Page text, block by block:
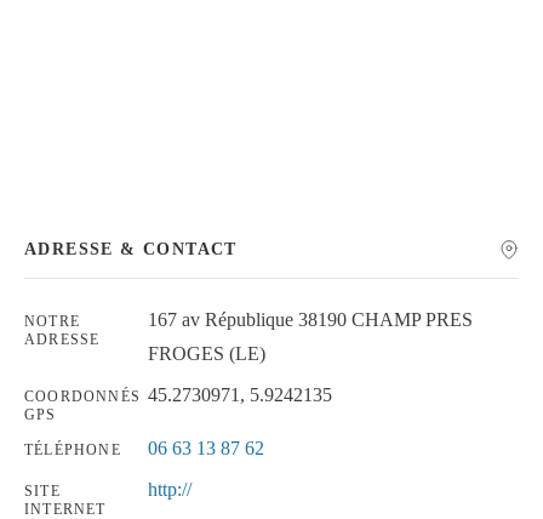
ADRESSE & CONTACT
NOTRE
ADRESSE
167 av République 38190 CHAMP PRES
FROGES (LE)
COORDONNÉS
GPS
45.2730971, 5.9242135
TÉLÉPHONE 06 63 13 87 62
SITE
INTERNET
http://